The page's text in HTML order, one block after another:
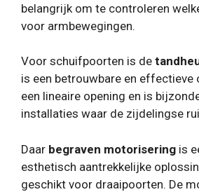
belangrijk om te controleren
voor armbewegingen.
Voor schuifpoorten is de
is een betrouwbare en effectieve
een lineaire opening en is
installaties waar de zijdelingse
Daar begraven motorisering is
esthetisch aantrekkelijke
geschikt voor draaipoorten. De